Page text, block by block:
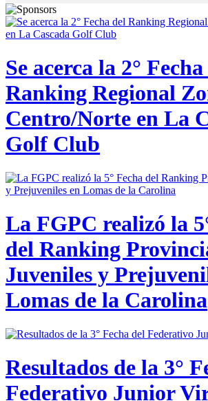
Se acerca la 2°
Ranking Regional
Centro/Norte en La
Golf Club
La FGPC realizó la
del Ranking
Juveniles y
Lomas de la Carolina
Resultados de la 3°
Federativo Junior